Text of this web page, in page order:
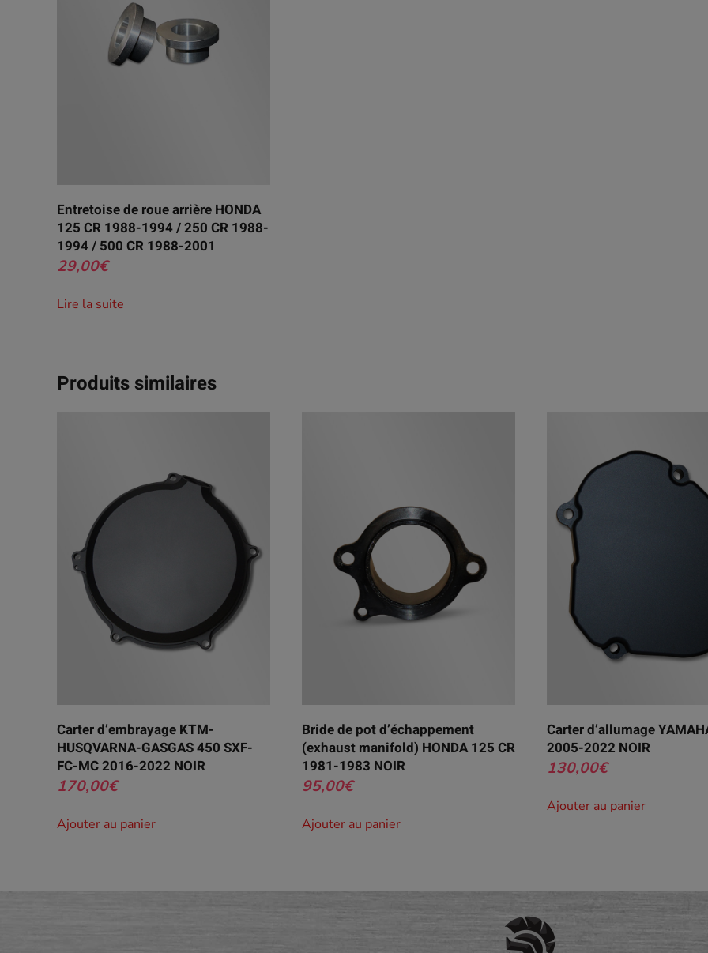
Entretoise de roue arrière HONDA
125 CR 1988-1994 / 250 CR 1988-
1994 / 500 CR 1988-2001
29,00€
Lire la suite
Produits similaires
Carter d’embrayage KTM-
HUSQVARNA-GASGAS 450 SXF-
FC-MC 2016-2022 NOIR
170,00€
Ajouter au panier
Bride de pot d’échappement
(exhaust manifold) HONDA 125 CR
1981-1983 NOIR
95,00€
Ajouter au panier
Carter d’allumage
2005-2022 NOIR
130,00€
Ajouter au panier